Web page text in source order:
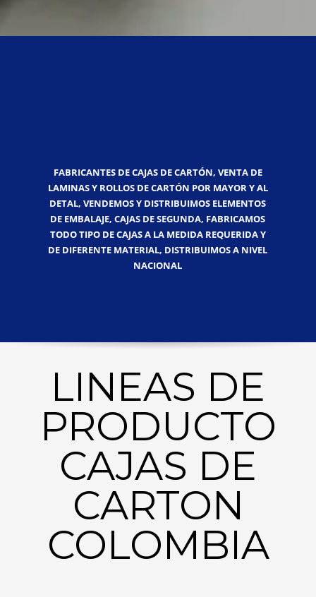
FABRICANTES DE CAJAS DE CARTÓN, VENTA DE
LAMINAS Y ROLLOS DE CARTÓN POR MAYOR Y AL
DETAL, VENDEMOS Y DISTRIBUIMOS ELEMENTOS
DE EMBALAJE, CAJAS DE SEGUNDA, FABRICAMOS
TODO TIPO DE CAJAS A LA MEDIDA REQUERIDA Y
DE DIFERENTE MATERIAL, DISTRIBUIMOS A NIVEL
NACIONAL
LINEAS DE
PRODUCTO
CAJAS DE
CARTON
COLOMBIA